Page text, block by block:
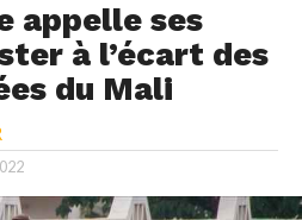
appelle ses
à l’écart des
du Mali